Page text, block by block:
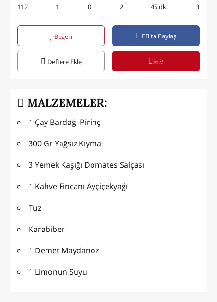
112 1 0 2 45 dk. 3
Beğen FB'ta Paylaş
Deftere Ekle in it
MALZEMELER:
1 Çay Bardağı Pirinç
300 Gr Yağsız Kıyma
3 Yemek Kaşığı Domates Salçası
1 Kahve Fincanı Ayçiçekyağı
Tuz
Karabiber
1 Demet Maydanoz
1 Limonun Suyu